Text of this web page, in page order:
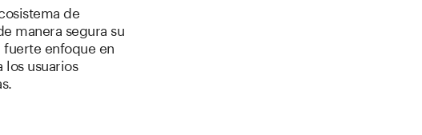
de
manera segura su
enfoque en
usuarios